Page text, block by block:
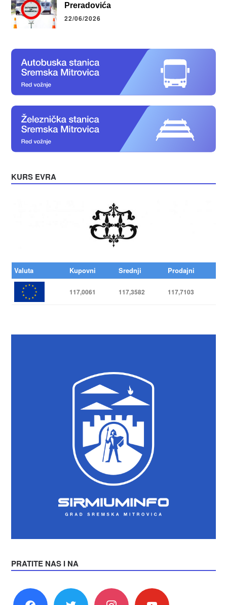
Preradovića
22/06/2026
KURS EVRA
Valuta Kupovni Srednji Prodajni
117,0061 117,3582 117,7103
PRATITE NAS I NA
facebook twitter instagram youtube